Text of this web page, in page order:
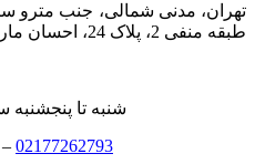
تهران، مدنی شمالی، جنب مترو
طبقه منفی 2، پلاک 24، احسان مارکت
شنبه تا پنجشنبه ساعت
02177262793
–